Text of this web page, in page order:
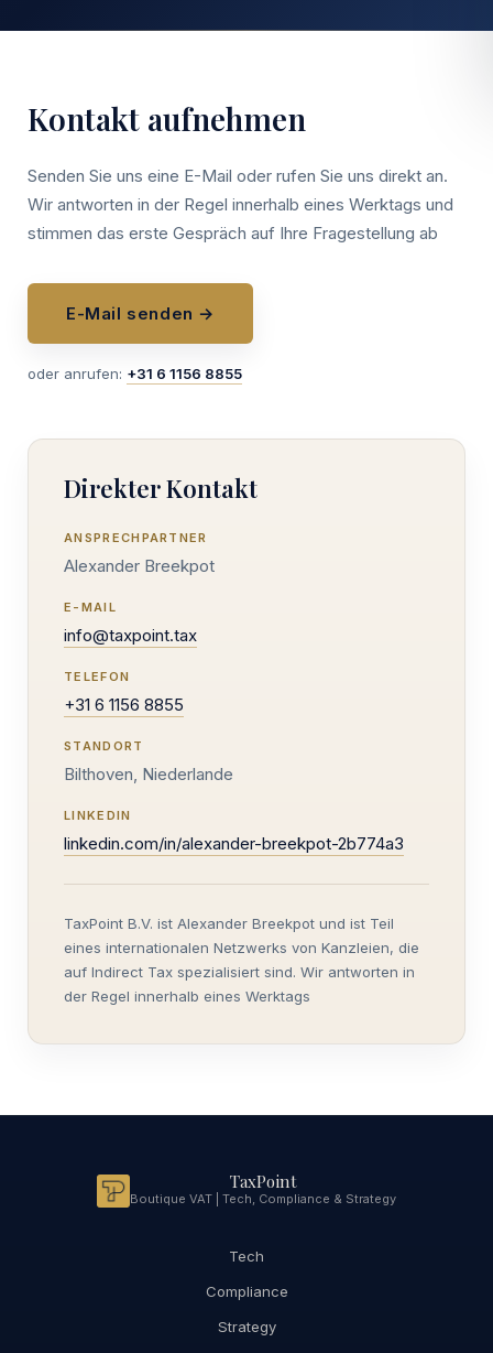
Kontakt aufnehmen
Senden Sie uns eine E-Mail oder rufen Sie uns direkt an.
Wir antworten in der Regel innerhalb eines Werktags und
stimmen das erste Gespräch auf Ihre Fragestellung ab
E-Mail senden →
oder anrufen: +31 6 1156 8855
Direkter Kontakt
ANSPRECHPARTNER
Alexander Breekpot
E-MAIL
info@taxpoint.tax
TELEFON
+31 6 1156 8855
STANDORT
Bilthoven, Niederlande
LINKEDIN
linkedin.com/in/alexander-breekpot-2b774a3
TaxPoint B.V. ist Alexander Breekpot und ist Teil
eines internationalen Netzwerks von Kanzleien, die
auf Indirect Tax spezialisiert sind. Wir antworten in
der Regel innerhalb eines Werktags
TaxPoint
Boutique VAT | Tech, Compliance & Strategy
Tech
Compliance
Strategy